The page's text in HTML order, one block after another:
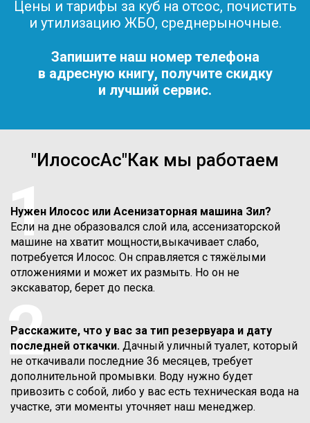
Цены и тарифы за куб на отсос, почистить
и утилизацию ЖБО, среднерыночные.
Запишите наш номер телефона
в адресную книгу, получите скидку
и лучший сервис.
"ИлососАс"Как мы работаем
1
Нужен Илосос или Асенизаторная машина Зил?
Если на дне образовался слой ила, ассенизаторской
машине на хватит мощности,выкачивает слабо,
потребуется Илосос. Он справляется с тяжёлыми
отложениями и может их размыть. Но он не
экскаватор, берет до песка.
2
Расскажите, что у вас за тип резервуара и дату
последней откачки. Дачный уличный туалет, который
не откачивали последние 36 месяцев, требует
дополнительной промывки. Воду нужно будет
привозить с собой, либо у вас есть техническая вода на
участке, эти моменты уточняет наш менеджер.